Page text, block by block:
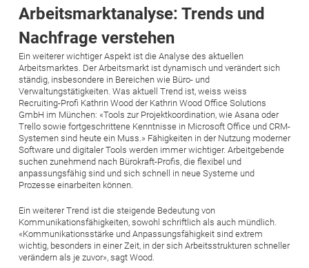
Arbeitsmarktanalyse: Trends und
Nachfrage verstehen
Ein weiterer wichtiger Aspekt ist die Analyse des aktuellen
Arbeitsmarktes. Der Arbeitsmarkt ist dynamisch und verändert sich
ständig, insbesondere in Bereichen wie Büro- und
Verwaltungstätigkeiten. Was aktuell Trend ist, weiss weiss
Recruiting-Profi Kathrin Wood der Kathrin Wood Office Solutions
GmbH im München: «Tools zur Projektkoordination, wie Asana oder
Trello sowie fortgeschrittene Kenntnisse in Microsoft Office und CRM-
Systemen sind heute ein Muss.» Fähigkeiten in der Nutzung moderner
Software und digitaler Tools werden immer wichtiger. Arbeitgebende
suchen zunehmend nach Bürokraft-Profis, die flexibel und
anpassungsfähig sind und sich schnell in neue Systeme und
Prozesse einarbeiten können.
Ein weiterer Trend ist die steigende Bedeutung von
Kommunikationsfähigkeiten, sowohl schriftlich als auch mündlich.
«Kommunikationsstärke und Anpassungsfähigkeit sind extrem
wichtig, besonders in einer Zeit, in der sich Arbeitsstrukturen schneller
verändern als je zuvor», sagt Wood.